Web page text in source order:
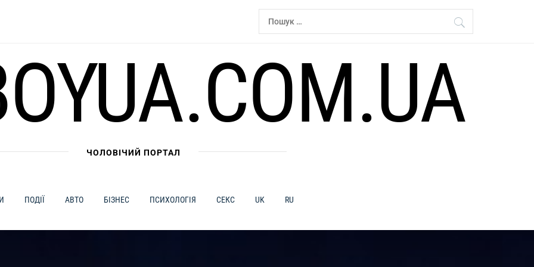
Пошук:
ЧОЛОВІЧИЙ ПОРТАЛ
ПОДІЇ АВТО БІЗНЕС ПСИХОЛОГІЯ СЕКС UK RU